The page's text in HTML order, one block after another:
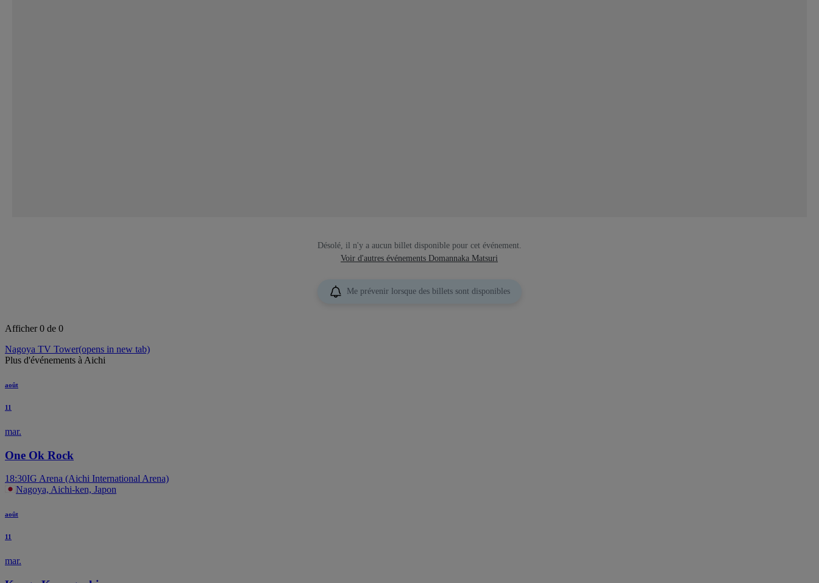
Désolé, il n'y a aucun billet disponible pour cet événement.
Voir d'autres événements Domannaka Matsuri
Me prévenir lorsque des billets sont disponibles
Afficher 0 de 0
Nagoya TV Tower(opens in new tab)
Plus d'événements à Aichi
août
11
mar.
One Ok Rock
18:30IG Arena (Aichi International Arena)
Nagoya, Aichi-ken, Japon
août
11
mar.